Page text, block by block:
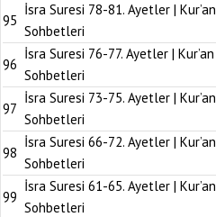
95
İsra Suresi 78-81. Ayetler | Kur’an
Sohbetleri
96
İsra Suresi 76-77. Ayetler | Kur’an
Sohbetleri
97
İsra Suresi 73-75. Ayetler | Kur’an
Sohbetleri
98
İsra Suresi 66-72. Ayetler | Kur’an
Sohbetleri
99
İsra Suresi 61-65. Ayetler | Kur’an
Sohbetleri